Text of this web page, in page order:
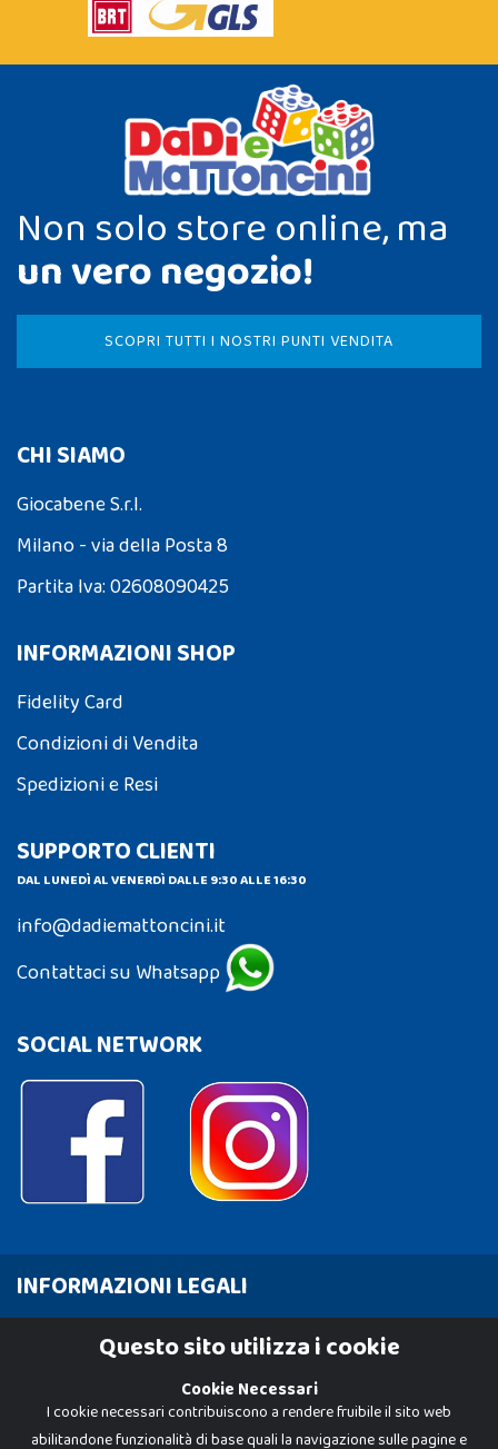
Non solo store online, ma
un vero negozio!
SCOPRI TUTTI I NOSTRI PUNTI VENDITA
CHI SIAMO
Giocabene S.r.l.
Milano - via della Posta 8
Partita Iva: 02608090425
INFORMAZIONI SHOP
Fidelity Card
Condizioni di Vendita
Spedizioni e Resi
SUPPORTO CLIENTI
DAL LUNEDÌ AL VENERDÌ DALLE 9:30 ALLE 16:30
info@dadiemattoncini.it
Contattaci su Whatsapp
SOCIAL NETWORK
INFORMAZIONI LEGALI
Cookie PolicyQuesto sito utilizza i cookie
Cookie Necessari
I cookie necessari contribuiscono a rendere fruibile il sito web
abilitandone funzionalità di base quali la navigazione sulle pagine e